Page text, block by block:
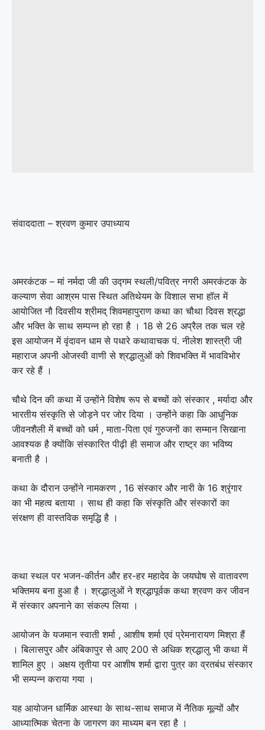
संवाददाता – श्रवण कुमार उपाध्याय
अमरकंटक – मां नर्मदा जी की उद्गम स्थली/पवित्र नगरी अमरकंटक के
कल्याण सेवा आश्रम पास स्थित अतिथेयम के विशाल सभा हॉल में
आयोजित नौ दिवसीय श्रीमद् शिवमहापुराण कथा का चौथा दिवस श्रद्धा
और भक्ति के साथ सम्पन्न हो रहा है । 18 से 26 अप्रैल तक चल रहे
इस आयोजन में वृंदावन धाम से पधारे कथावाचक पं. नीलेश शास्त्री जी
महाराज अपनी ओजस्वी वाणी से श्रद्धालुओं को शिवभक्ति में भावविभोर
कर रहे हैं ।
चौथे दिन की कथा में उन्होंने विशेष रूप से बच्चों को संस्कार , मर्यादा और
भारतीय संस्कृति से जोड़ने पर जोर दिया । उन्होंने कहा कि आधुनिक
जीवनशैली में बच्चों को धर्म , माता-पिता एवं गुरुजनों का सम्मान सिखाना
आवश्यक है क्योंकि संस्कारित पीढ़ी ही समाज और राष्ट्र का भविष्य
बनाती है ।
कथा के दौरान उन्होंने नामकरण , 16 संस्कार और नारी के 16 श्रृंगार
का भी महत्व बताया । साथ ही कहा कि संस्कृति और संस्कारों का
संरक्षण ही वास्तविक समृद्धि है ।
कथा स्थल पर भजन-कीर्तन और हर-हर महादेव के जयघोष से वातावरण
भक्तिमय बना हुआ है । श्रद्धालुओं ने श्रद्धापूर्वक कथा श्रवण कर जीवन
में संस्कार अपनाने का संकल्प लिया ।
आयोजन के यजमान स्वाती शर्मा , आशीष शर्मा एवं प्रेमनारायण मिश्रा हैं
। बिलासपुर और अंबिकापुर से आए 200 से अधिक श्रद्धालु भी कथा में
शामिल हुए । अक्षय तृतीया पर आशीष शर्मा द्वारा पुत्र का व्रतबंध संस्कार
भी सम्पन्न कराया गया ।
यह आयोजन धार्मिक आस्था के साथ-साथ समाज में नैतिक मूल्यों और
आध्यात्मिक चेतना के जागरण का माध्यम बन रहा है ।